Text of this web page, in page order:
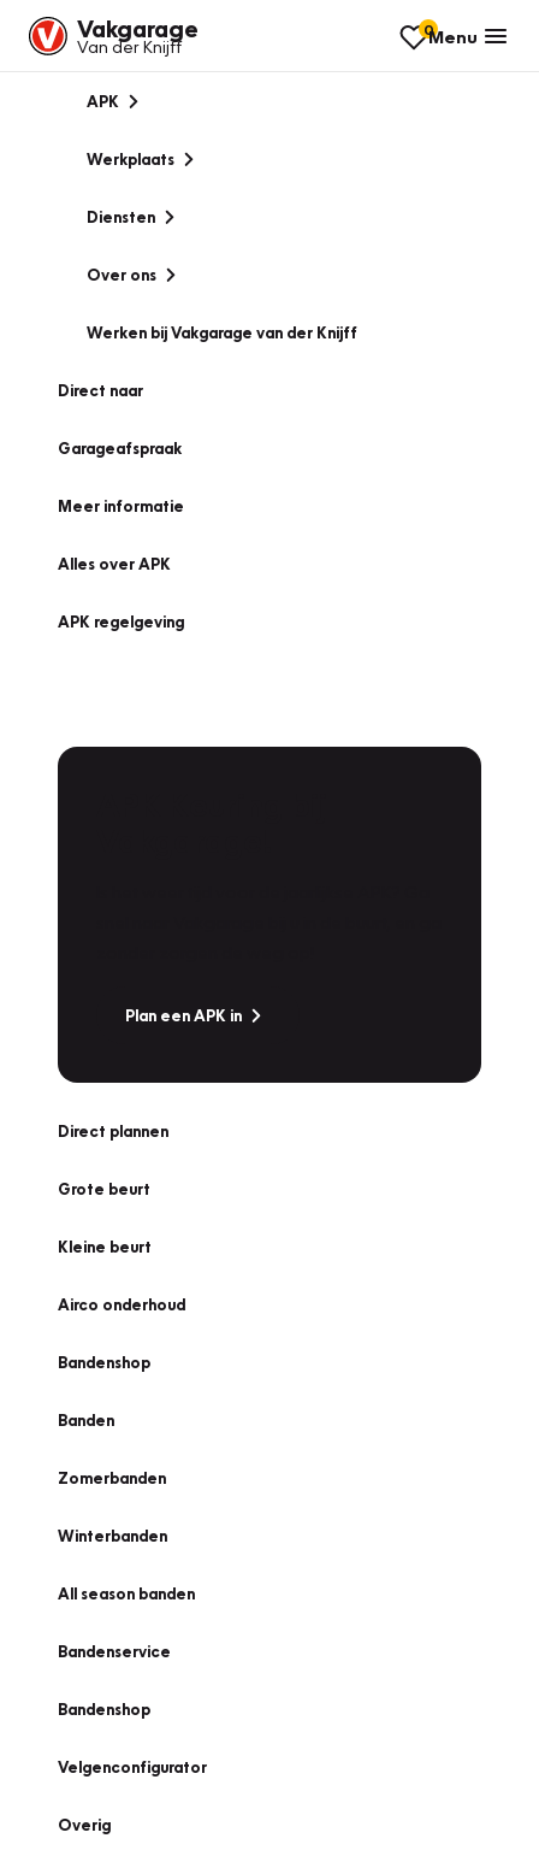
Vakgarage
Van der Knijff
0Menu
APK
Werkplaats
Diensten
Over ons
Werken bij Vakgarage van der Knijff
Direct naar
Garageafspraak
Meer informatie
Alles over APK
APK regelgeving
Plan een APK in
Direct plannen
Grote beurt
Kleine beurt
Airco onderhoud
Bandenshop
Banden
Zomerbanden
Winterbanden
All season banden
Bandenservice
Bandenshop
Velgenconfigurator
Overig